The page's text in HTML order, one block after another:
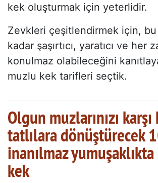
kek oluşturmak için yeterlidir.
Zevkleri çeşitlendirmek için,
kadar şaşırtıcı, yaratıcı ve her
konulmaz olabileceğini
muzlu kek tarifleri seçtik.
Olgun muzlarınızı
tatlılara dönüştürecek
inanılmaz
kek